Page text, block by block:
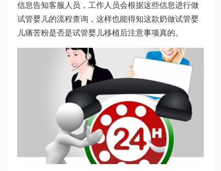
信息告知客服人员，工作人员会根据这些信息进行做
试管婴儿的流程查询，这样也能得知这款奶做试管婴
儿痛苦粉是否是试管婴儿移植后注意事项真的。